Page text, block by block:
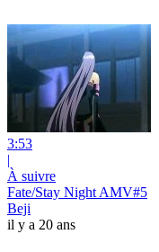
3:53
|
À suivre
Fate/Stay Night AMV#5
Beji
il y a 20 ans